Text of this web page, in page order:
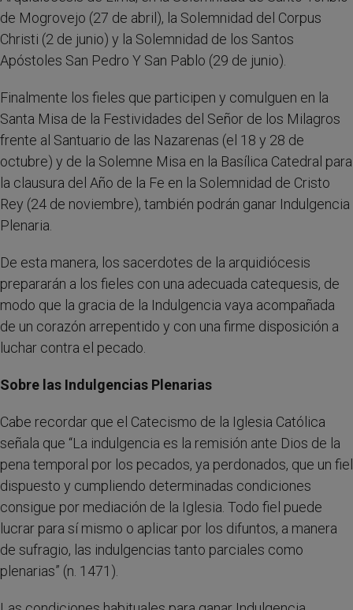
de Mogrovejo (27 de abril), la Solemnidad del Corpus
Christi (2 de junio) y la Solemnidad de los Santos
Apóstoles San Pedro Y San Pablo (29 de junio).
Finalmente los fieles que participen y comulguen en la
Santa Misa de la Festividades del Señor de los Milagros
frente al Santuario de las Nazarenas (el 18 y 28 de
octubre) y de la Solemne Misa en la Basílica Catedral para
la clausura del Año de la Fe en la Solemnidad de Cristo
Rey (24 de noviembre), también podrán ganar Indulgencia
Plenaria.
De esta manera, los sacerdotes de la arquidiócesis
prepararán a los fieles con una adecuada catequesis, de
modo que la gracia de la Indulgencia vaya acompañada
de un corazón arrepentido y con una firme disposición a
luchar contra el pecado.
Sobre las Indulgencias Plenarias
Cabe recordar que el Catecismo de la Iglesia Católica
señala que “La indulgencia es la remisión ante Dios de la
pena temporal por los pecados, ya perdonados, que un fiel
dispuesto y cumpliendo determinadas condiciones
consigue por mediación de la Iglesia. Todo fiel puede
lucrar para sí mismo o aplicar por los difuntos, a manera
de sufragio, las indulgencias tanto parciales como
plenarias” (n. 1471).